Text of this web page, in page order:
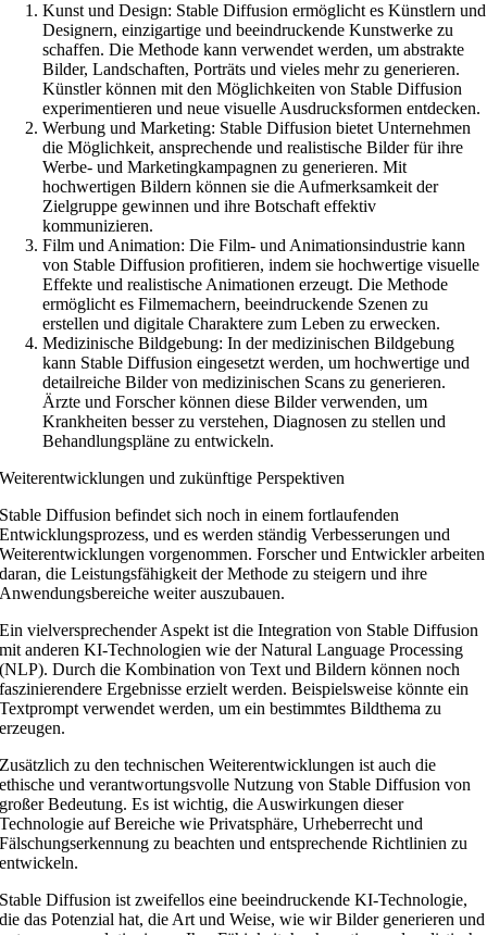
Kunst und Design: Stable Diffusion ermöglicht es Künstlern und
Designern, einzigartige und beeindruckende Kunstwerke zu
schaffen. Die Methode kann verwendet werden, um abstrakte
Bilder, Landschaften, Porträts und vieles mehr zu generieren.
Künstler können mit den Möglichkeiten von Stable Diffusion
experimentieren und neue visuelle Ausdrucksformen entdecken.
Werbung und Marketing: Stable Diffusion bietet Unternehmen
die Möglichkeit, ansprechende und realistische Bilder für ihre
Werbe- und Marketingkampagnen zu generieren. Mit
hochwertigen Bildern können sie die Aufmerksamkeit der
Zielgruppe gewinnen und ihre Botschaft effektiv
kommunizieren.
Film und Animation: Die Film- und Animationsindustrie kann
von Stable Diffusion profitieren, indem sie hochwertige visuelle
Effekte und realistische Animationen erzeugt. Die Methode
ermöglicht es Filmemachern, beeindruckende Szenen zu
erstellen und digitale Charaktere zum Leben zu erwecken.
Medizinische Bildgebung: In der medizinischen Bildgebung
kann Stable Diffusion eingesetzt werden, um hochwertige und
detailreiche Bilder von medizinischen Scans zu generieren.
Ärzte und Forscher können diese Bilder verwenden, um
Krankheiten besser zu verstehen, Diagnosen zu stellen und
Behandlungspläne zu entwickeln.
Weiterentwicklungen und zukünftige Perspektiven
Stable Diffusion befindet sich noch in einem fortlaufenden
Entwicklungsprozess, und es werden ständig Verbesserungen und
Weiterentwicklungen vorgenommen. Forscher und Entwickler arbeiten
daran, die Leistungsfähigkeit der Methode zu steigern und ihre
Anwendungsbereiche weiter auszubauen.
Ein vielversprechender Aspekt ist die Integration von Stable Diffusion
mit anderen KI-Technologien wie der Natural Language Processing
(NLP). Durch die Kombination von Text und Bildern können noch
faszinierendere Ergebnisse erzielt werden. Beispielsweise könnte ein
Textprompt verwendet werden, um ein bestimmtes Bildthema zu
erzeugen.
Zusätzlich zu den technischen Weiterentwicklungen ist auch die
ethische und verantwortungsvolle Nutzung von Stable Diffusion von
großer Bedeutung. Es ist wichtig, die Auswirkungen dieser
Technologie auf Bereiche wie Privatsphäre, Urheberrecht und
Fälschungserkennung zu beachten und entsprechende Richtlinien zu
entwickeln.
Stable Diffusion ist zweifellos eine beeindruckende KI-Technologie,
die das Potenzial hat, die Art und Weise, wie wir Bilder generieren und